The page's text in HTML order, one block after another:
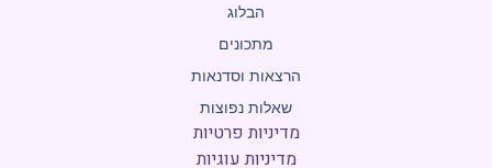
הבלוג
מתכונים
הרצאות וסדנאות
שאלות נפוצות
מדיניות פרטיות
מדיניות עוגיות